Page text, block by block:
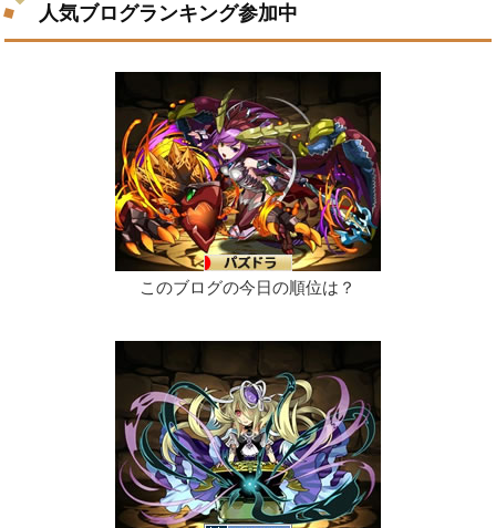
人気ブログランキング参加中
このブログの今日の順位は？